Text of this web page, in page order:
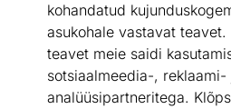
kohandatud
asukohale vastavat
teavet meie saidi
sotsiaalmeedia-, reklaami-
analüüsipartneritega.